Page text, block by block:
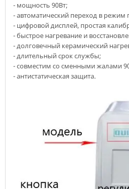
- мощность 90Вт;
- автоматический переход в режим
- цифровой дисплей, простая
- быстрое нагревание и
- долговечный керамический
- длительный срок службы;
- совместим со сменными жалами
- антистатическая защита.